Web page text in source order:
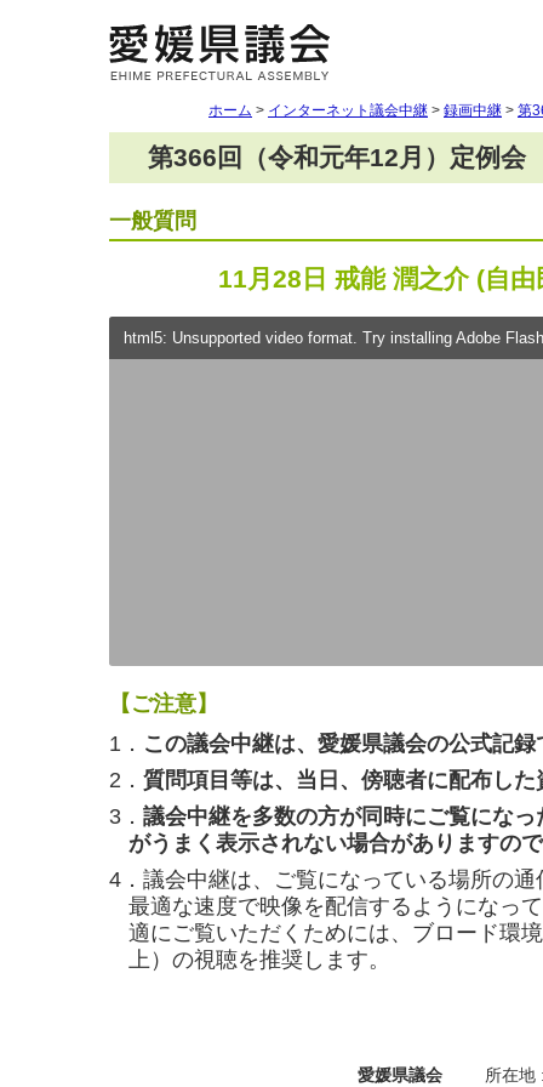
ホーム > インターネット議会中継 > 録画中継 > 第
第366回（令和元年12月）定例会
一般質問
11月28日 戒能 潤之介 (自由
html5: Unsupported video format. Try installing Adobe
【ご注意】
1． この議会中継は、愛媛県議会の公式記
2． 質問項目等は、当日、傍聴者に配布した
3． 議会中継を多数の方が同時にご覧にな
がうまく表示されない場合がありますの
4．議会中継は、ご覧になっている場所の
最適な速度で映像を配信するようになっ
適にご覧いただくためには、ブロード環
上）の視聴を推奨します。
愛媛県議会
所在地